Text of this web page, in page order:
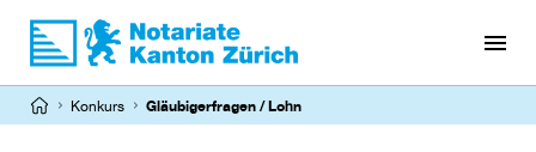
Direkt
zum
Pfadnavigation
Konkurs Gläubigerfragen / Lohn